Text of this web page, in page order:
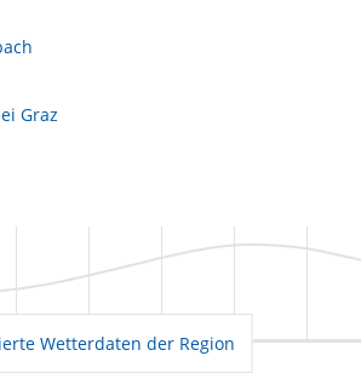
Graz
Wetterdaten der Region